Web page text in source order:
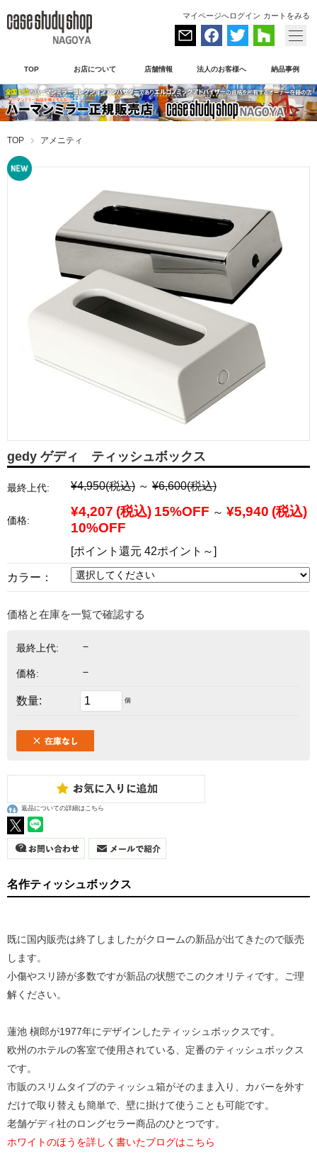
マイページへログイン カートをみる
TOP お店について 店舗情報 法人のお客様へ 納品事例
TOP アメニティ
gedy ゲディ ティッシュボックス
最終上代: ¥4,950(税込) ～ ¥6,600(税込)
価格:
¥4,207 (税込) 15%OFF ～ ¥5,940 (税込)
10%OFF
[ポイント還元 42ポイント～]
カラー：
価格と在庫を一覧で確認する
最終上代: －
価格: －
数量: 個
返品についての詳細はこちら
名作ティッシュボックス
既に国内販売は終了しましたがクロームの新品が出てきたので販売
します。
小傷やスリ跡が多数ですが新品の状態でこのクオリティです。ご理
解ください。
蓮池 槇郎が1977年にデザインしたティッシュボックスです。
欧州のホテルの客室で使用されている、定番のティッシュボックス
です。
市販のスリムタイプのティッシュ箱がそのまま入り、カバーを外す
だけで取り替えも簡単で、壁に掛けて使うことも可能です。
老舗ゲディ社のロングセラー商品のひとつです。
ホワイトのほうを詳しく書いたブログはこちら